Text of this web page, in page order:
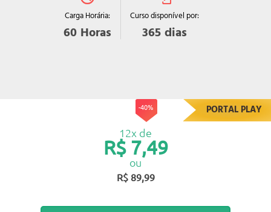
Carga Horária:
60 Horas
Curso disponível por:
365 dias
-40% PORTAL PLAY
R$ 89,99
12x de
R$ 7,49
ou